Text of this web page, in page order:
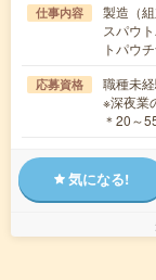
仕事内容
製造（組
スパウ
トパウ
応募資格
職種未
※深夜業
＊20～
気になる!